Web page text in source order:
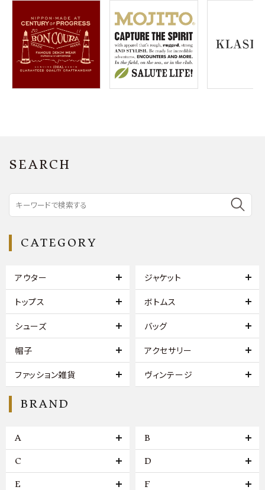
ACCOUNT MENU
ようこそ ゲスト 様
meeting_room ログイン 会員登録
SEARCH
CATEGORY
アウター ジャケット
トップス ボトムス
シューズ バッグ
帽子 アクセサリー
ファッション雑貨 ヴィンテージ
BRAND
A B
C D
E F